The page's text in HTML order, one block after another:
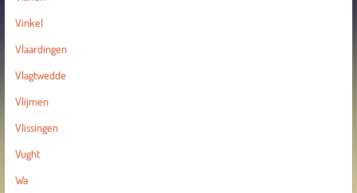
Vinkel
Vlaardingen
Vlagtwedde
Vlijmen
Vlissingen
Vught
Wa